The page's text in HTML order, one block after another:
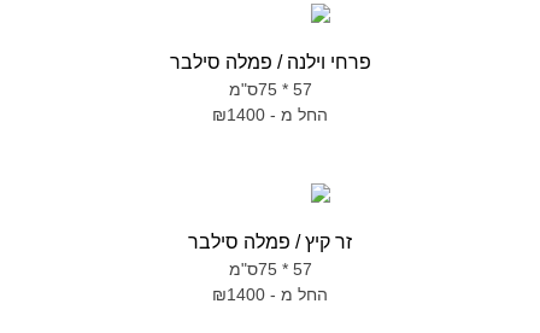
פרחי וילנה / פמלה סילבר
57 * 75ס"מ
החל מ - ₪1400
זר קיץ / פמלה סילבר
57 * 75ס"מ
החל מ - ₪1400